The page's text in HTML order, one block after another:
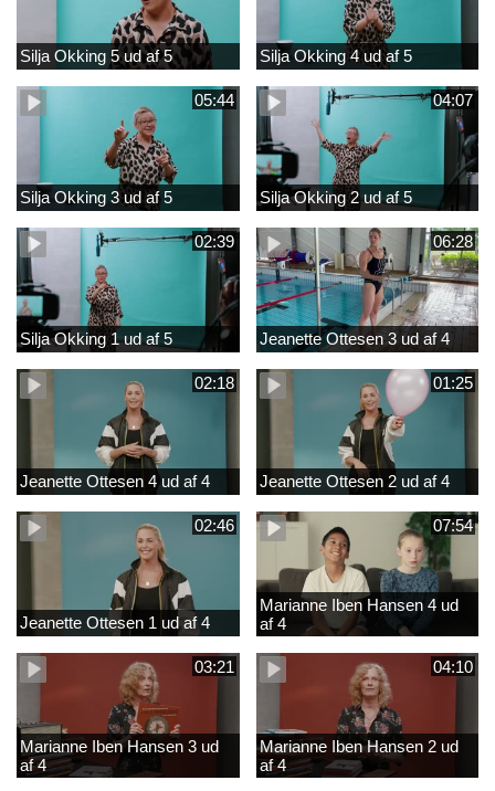
Silja Okking 5 ud af 5 Silja Okking 4 ud af 5
05:44
Silja Okking 3 ud af 5
04:07
Silja Okking 2 ud af 5
02:39
Silja Okking 1 ud af 5
06:28
Jeanette Ottesen 3 ud af 4
02:18
Jeanette Ottesen 4 ud af 4
01:25
Jeanette Ottesen 2 ud af 4
02:46
Jeanette Ottesen 1 ud af 4
07:54
Marianne Iben Hansen 4 ud
af 4
03:21
Marianne Iben Hansen 3 ud
af 4
04:10
Marianne Iben Hansen 2 ud
af 4